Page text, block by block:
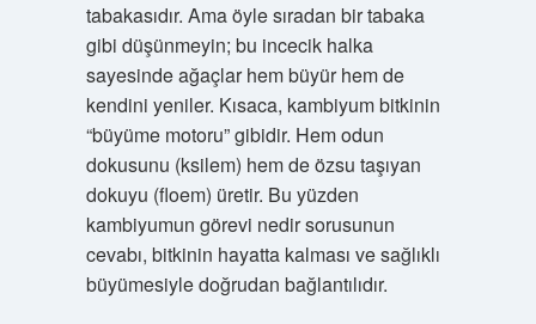
tabakasıdır. Ama öyle sıradan bir tabaka
gibi düşünmeyin; bu incecik halka
sayesinde ağaçlar hem büyür hem de
kendini yeniler. Kısaca, kambiyum bitkinin
“büyüme motoru” gibidir. Hem odun
dokusunu (ksilem) hem de özsu taşıyan
dokuyu (floem) üretir. Bu yüzden
kambiyumun görevi nedir sorusunun
cevabı, bitkinin hayatta kalması ve sağlıklı
büyümesiyle doğrudan bağlantılıdır.